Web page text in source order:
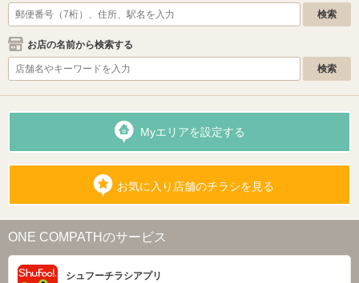
お店の名前から検索する
Myエリアを設定する
お気に入り店舗のチラシを見る
ONE COMPATHのサービス
シュフーチラシアプリ